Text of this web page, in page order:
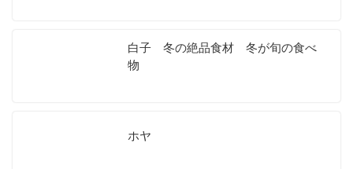
白子 冬の絶品食材 冬が旬の食べ
物
ホヤ